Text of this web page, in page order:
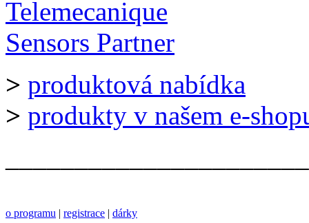
> produktová nabídka
> produkty v našem e-
o programu | registrace | dárky